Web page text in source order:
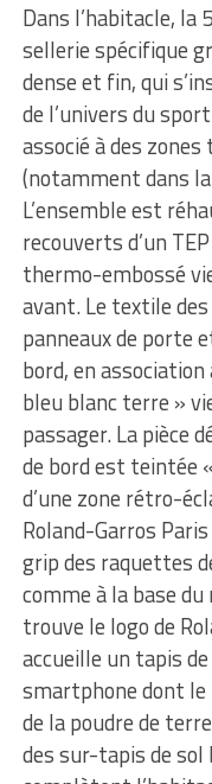
Dans l’habitacle, la
sellerie spécifique
dense et fin, qui
de l’univers du
associé à des
(notamment dans
L’ensemble est
recouverts d’un
thermo-embossé
avant. Le textile
panneaux de porte
bord, en
bleu blanc terre »
passager. La pièce
de bord est teintée
d’une zone rétro-
Roland-Garros
grip des raquettes
comme à la base du
trouve le logo de
accueille un tapis
smartphone dont
de la poudre de
des sur-tapis de